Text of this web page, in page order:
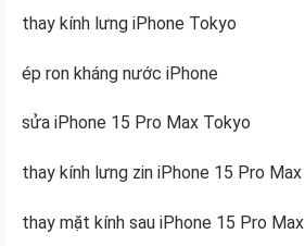
thay kính lưng iPhone Tokyo
ép ron kháng nước iPhone
sửa iPhone 15 Pro Max Tokyo
thay kính lưng zin iPhone 15 Pro Max
thay mặt kính sau iPhone 15 Pro Max